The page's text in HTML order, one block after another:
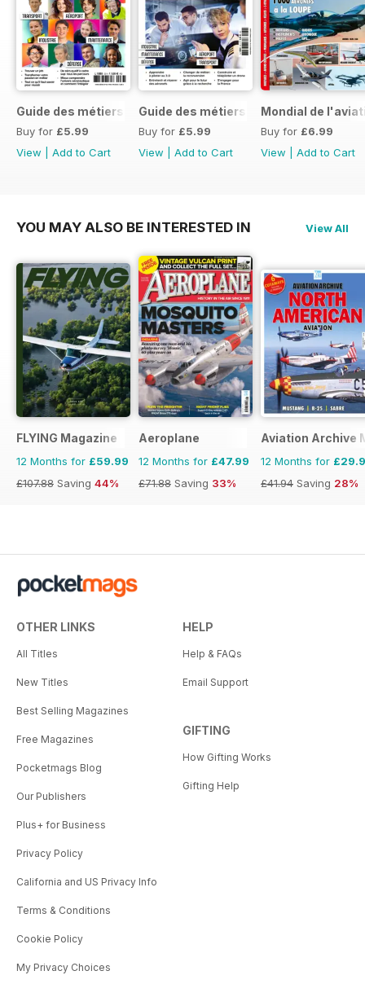
Guide des métiers de l'aérien 2026
Buy for £5.99
View
Add to Cart
Guide des métiers de l'aérien 2025
Buy for £5.99
View
Add to Cart
Mondial de
Buy for £6.99
View
Add to Cart
YOU MAY ALSO BE INTERESTED IN View All
FLYING Magazine
12 Months for £59.99
£107.88 Saving 44%
Aeroplane
12 Months for £47.99
£71.88 Saving 33%
Aviation Archive
12 Months for
£41.94 Saving 28%
OTHER LINKS
All Titles
New Titles
Best Selling Magazines
Free Magazines
Pocketmags Blog
Our Publishers
Plus+ for Business
Privacy Policy
California and US Privacy Info
Terms & Conditions
Cookie Policy
My Privacy Choices
HELP
Help & FAQs
Email Support
GIFTING
How Gifting Works
Gifting Help